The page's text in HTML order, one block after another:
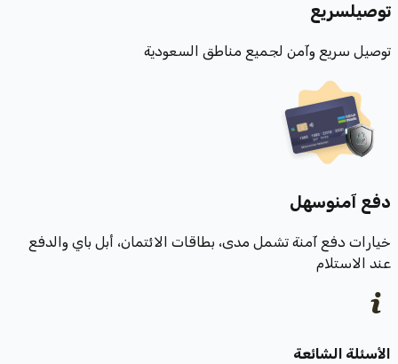
توصيلسريع
توصيل سريع وآمن لجميع مناطق السعودية
دفع آمنوسهل
خيارات دفع آمنة تشمل مدى، بطاقات الائتمان، أبل باي والدفع
عند الاستلام
الأسئلة الشائعة